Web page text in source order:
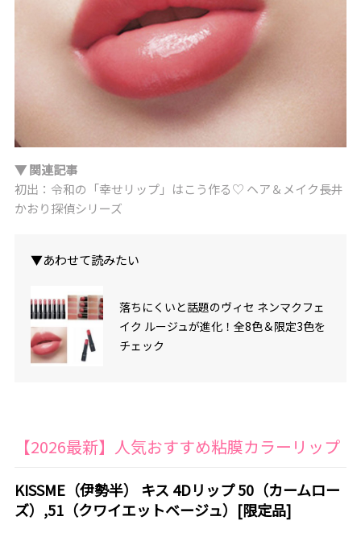
▼ 関連記事
初出：令和の「幸せリップ」はこう作る♡ ヘア＆メイク長井
かおり探偵シリーズ
▼あわせて読みたい
落ちにくいと話題のヴィセ ネンマクフェ
イク ルージュが進化！全8色＆限定3色を
チェック
【2026最新】人気おすすめ粘膜カラーリップ
KISSME（伊勢半） キス 4Dリップ 50（カームロー
ズ）,51（クワイエットベージュ）[限定品]